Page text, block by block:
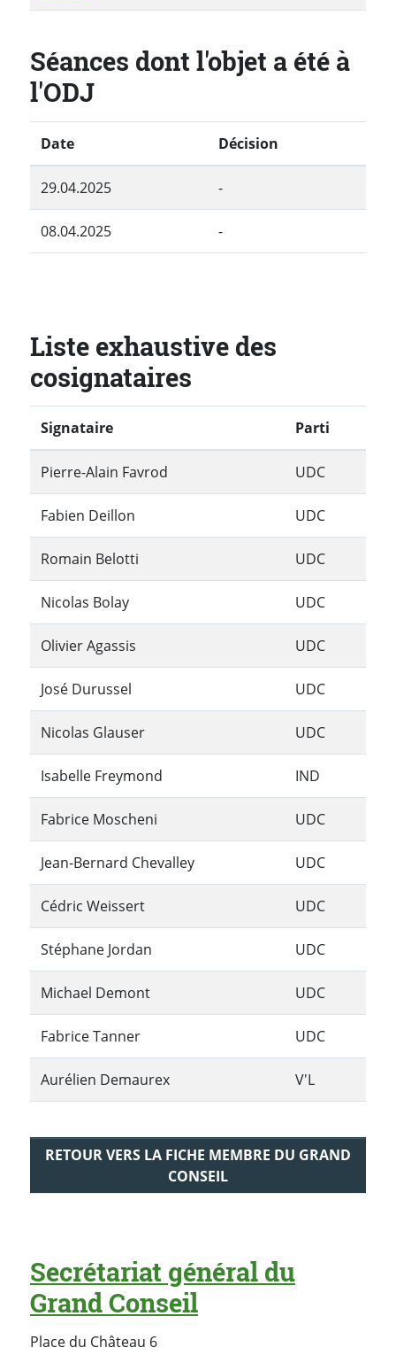
Séances dont l'objet a été à
l'ODJ
Date Décision
29.04.2025 -
08.04.2025 -
Liste exhaustive des
cosignataires
Signataire Parti
Pierre-Alain Favrod UDC
Fabien Deillon UDC
Romain Belotti UDC
Nicolas Bolay UDC
Olivier Agassis UDC
José Durussel UDC
Nicolas Glauser UDC
Isabelle Freymond IND
Fabrice Moscheni UDC
Jean-Bernard Chevalley UDC
Cédric Weissert UDC
Stéphane Jordan UDC
Michael Demont UDC
Fabrice Tanner UDC
Aurélien Demaurex V'L
RETOUR VERS LA FICHE MEMBRE DU GRAND
CONSEIL
Secrétariat général du
Grand Conseil
Place du Château 6